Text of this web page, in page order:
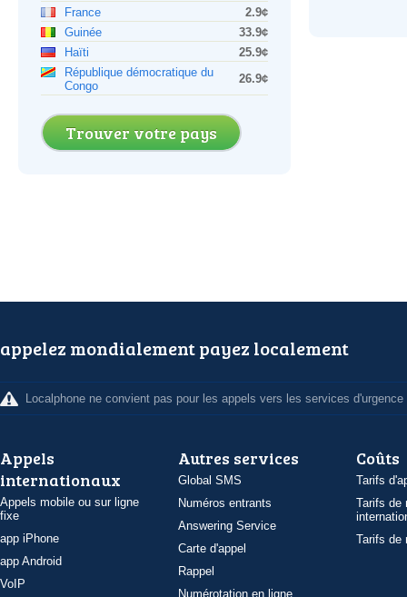
France
2.9¢
Guinée
33.9¢
Haïti
25.9¢
République démocratique du
Congo
26.9¢
Trouver votre pays
appelez mondialement payez localement
Localphone ne convient pas pour les appels vers les services d'urgence
Appels
internationaux
Appels mobile ou sur ligne
fixe
app iPhone
app Android
VoIP
Autres services
Global SMS
Numéros entrants
Answering Service
Carte d'appel
Rappel
Numérotation en ligne
Coûts
Tarifs
Tarifs de
Tarifs de